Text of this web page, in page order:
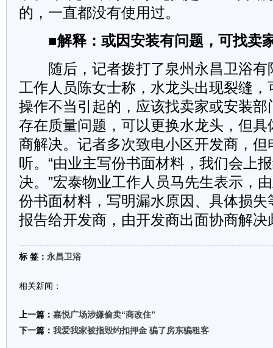
的，一直都没有使用过。
■解释：或因安装有问题，可找卖
随后，记者拨打了泉州永昌卫浴有
工作人员陈女士称，水龙头出现裂缝
操作不当引起的，应该找卖家或安装
存在质量问题，可以更换水龙头，但
商解决。记者多次致电小区开发商，但
听。“由业主写份书面材料，我们会上
决。”宏泰物业工作人员马先生表示，
份书面材料，写明漏水原因、具体损
报告给开发商，由开发商出面协商解决
标 签： 永昌卫浴
相关新闻：
上一篇： 嘉悦广场涉嫌偷卖“商改住”
下一篇： 我爱我家被指毁约扣押金 骗了房东骗租客